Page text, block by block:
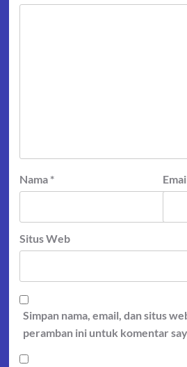
Nama *
Situs Web
Simpan nama, email, dan situs
peramban ini untuk komentar